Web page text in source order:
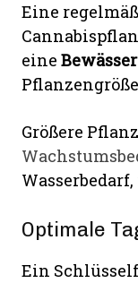
Eine
eine
Größere
Optimale
Ein